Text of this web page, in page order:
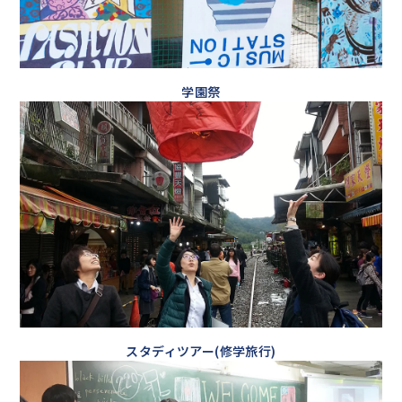
学園祭
スタディツアー(修学旅行)